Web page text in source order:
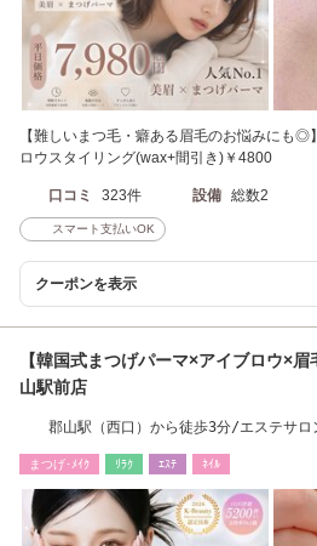
【難しいまつ毛・癖ある眉毛のお悩みにも
ロウスタイリング(wax+間引き)￥4800
口コミ 323件 設備 総数2
スマート支払いOK
クーポンを表示
【韓国式まつげパーマ×アイブロウ×
山駅前店
郡山駅（西口）から徒歩3分/エステサ
まつげ･ﾒｲｸ ﾘﾗｸ ｴｽﾃ ﾈｲﾙ